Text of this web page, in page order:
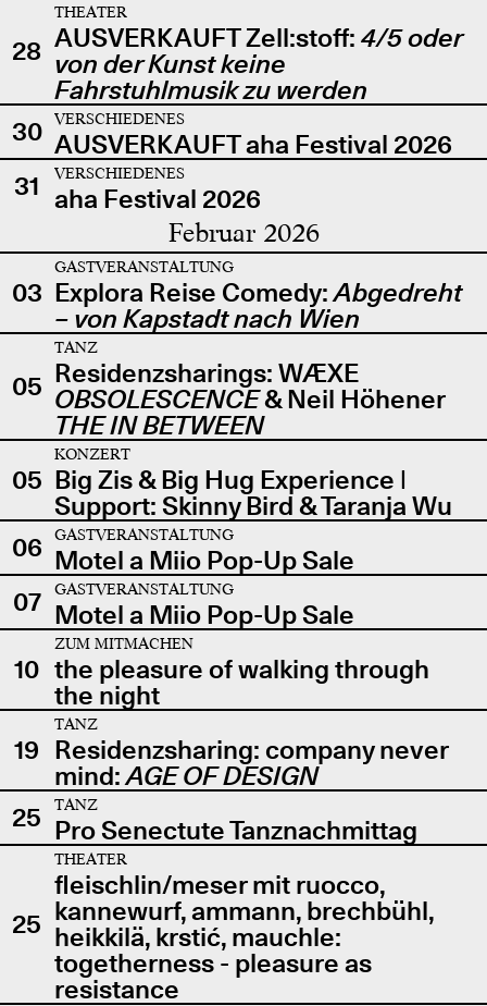
28
THEATER
AUSVERKAUFT Zell:stoff: 4/5 oder
von der Kunst keine
Fahrstuhlmusik zu werden
30
VERSCHIEDENES
AUSVERKAUFT aha Festival 2026
31
VERSCHIEDENES
aha Festival 2026
Februar 2026
03
GASTVERANSTALTUNG
Explora Reise Comedy:Abgedreht
– von Kapstadt nach Wien
05
TANZ
Residenzsharings: WÆXE
OBSOLESCENCE& Neil Höhener
THE IN BETWEEN
05
KONZERT
Big Zis & Big Hug Experience |
Support: Skinny Bird & Taranja Wu
06
GASTVERANSTALTUNG
Motel a Miio Pop-Up Sale
07
GASTVERANSTALTUNG
Motel a Miio Pop-Up Sale
10
ZUM MITMACHEN
the pleasure of walking through
the night
19
TANZ
Residenzsharing: company never
mind:AGE OF DESIGN
25
TANZ
Pro Senectute Tanznachmittag
25
THEATER
fleischlin/meser mit ruocco,
kannewurf, ammann, brechbühl,
heikkilä, krstić, mauchle:
togetherness - pleasure as
resistance